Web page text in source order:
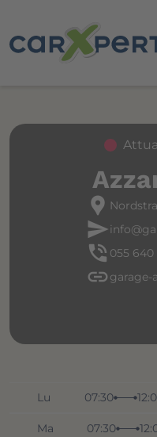
location_pin
send
phone_in_talk 055
link garage-
Lu 07:30
Ma 07:30